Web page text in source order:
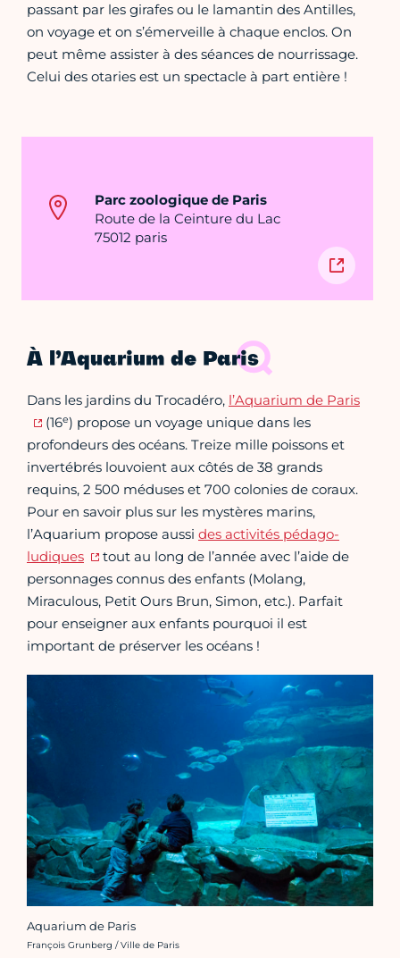
passant par les girafes ou le lamantin des Antilles,
on voyage et on s’émerveille à chaque enclos. On
peut même assister à des séances de nourrissage.
Celui des otaries est un spectacle à part entière !
Parc zoologique de Paris
Route de la Ceinture du Lac
75012 paris
À l’Aquarium de Paris
Dans les jardins du Trocadéro, l’Aquarium de Paris
(16e) propose un voyage unique dans les
profondeurs des océans. Treize mille poissons et
invertébrés louvoient aux côtés de 38 grands
requins, 2 500 méduses et 700 colonies de coraux.
Pour en savoir plus sur les mystères marins,
l’Aquarium propose aussi des activités pédago-
ludiques
tout au long de l’année avec l’aide de
personnages connus des enfants (Molang,
Miraculous, Petit Ours Brun, Simon, etc.). Parfait
pour enseigner aux enfants pourquoi il est
important de préserver les océans !
Aquarium de Paris
Crédit photo :
François Grunberg / Ville de Paris